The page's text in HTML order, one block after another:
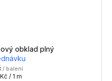
obklad plný
/ balení
/ 1 m